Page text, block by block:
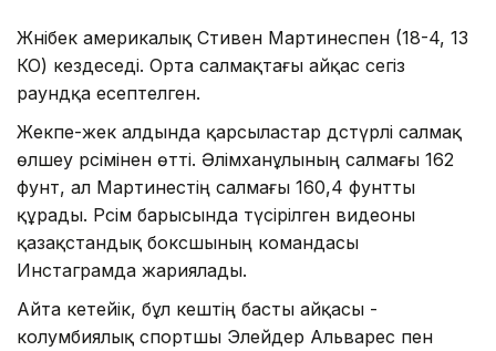
Жәнібек америкалық Стивен Мартинеспен (18-4, 13
КО) кездеседі. Орта салмақтағы айқас сегіз
раундқа есептелген.
Жекпе-жек алдында қарсыластар дәстүрлі салмақ
өлшеу рәсімінен өтті. Әлімханұлының салмағы 162
фунт, ал Мартинестің салмағы 160,4 фунтты
құрады. Рәсім барысында түсірілген видеоны
қазақстандық боксшының командасы
Инстаграмда жариялады.
Айта кетейік, бұл кештің басты айқасы -
колумбиялық спортшы Элейдер Альварес пен